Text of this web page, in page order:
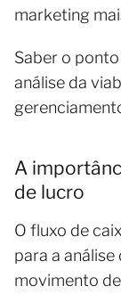
marketing
Saber o
análise da
A
de lucro
O fluxo de
para a
movimento